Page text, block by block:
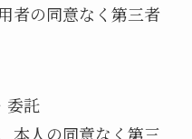
者の同意なく第三者
委託
本人の同意なく第三